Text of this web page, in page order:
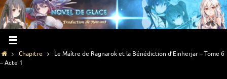
Chapitre
Le Maître de Ragnarok et la Bénédiction d’Einherjar – Tome 6
– Acte 1